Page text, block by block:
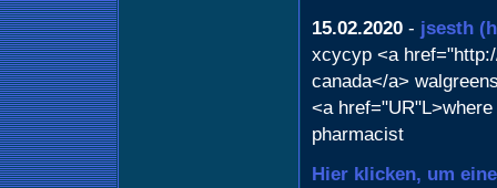
15.02.2020 - jsesth
xcycyp <a
canada</a>
<a
pharmacist
Hier klicken, um